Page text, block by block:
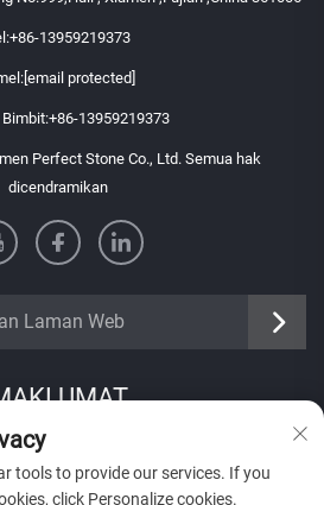
+86-13959219373
[email protected]
+86-13959219373
Perfect Stone Co., Ltd. Semua hak
dicendramikan
Laman Web
buletin mingguan kami
tools to provide our services. If you
click Personalize cookies.